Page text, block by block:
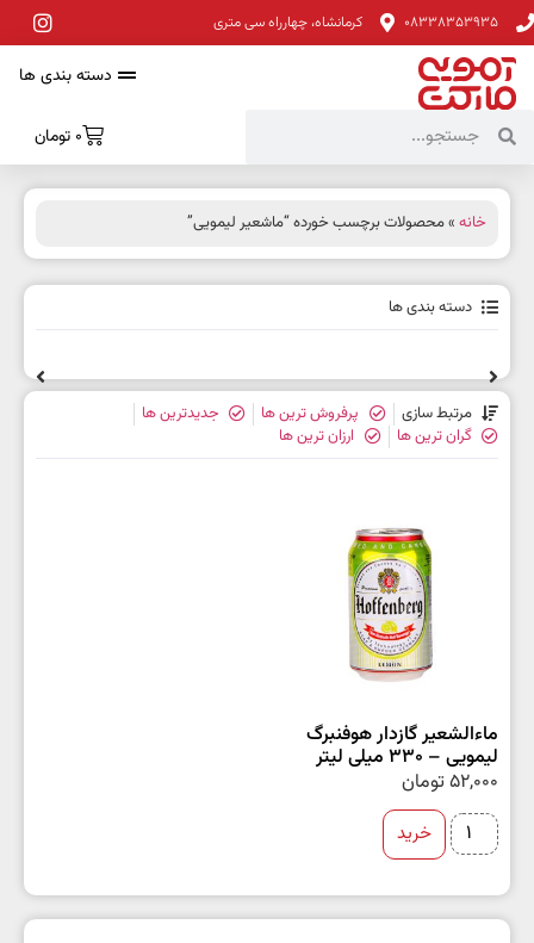
08338353935 کرمانشاه، چهارراه سی متری
دسته بندی ها
0 تومان
خانه » محصولات برچسب خورده “ماشعیر لیمویی”
دسته بندی ها
مرتبط سازی پرفروش ترین ها
جدیدترین ها
گران ترین ها
ارزان ترین ها
ماءالشعیر گازدار هوفنبرگ
لیمویی – 330 میلی لیتر
52,000تومان
خرید